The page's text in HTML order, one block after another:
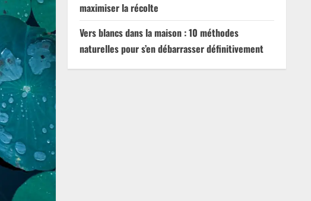
maximiser la récolte
Vers blancs dans la maison : 10 méthodes
naturelles pour s’en débarrasser définitivement